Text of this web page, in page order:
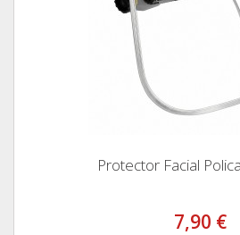
Protector Facial
7,90 €